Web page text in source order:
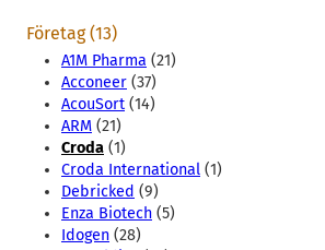
Företag (13)
A1M Pharma (21)
Acconeer (37)
AcouSort (14)
ARM (21)
Croda (1)
Croda International (1)
Debricked (9)
Enza Biotech (5)
Idogen (28)